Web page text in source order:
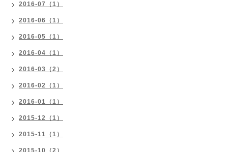
2016-07（1）
2016-06（1）
2016-05（1）
2016-04（1）
2016-03（2）
2016-02（1）
2016-01（1）
2015-12（1）
2015-11（1）
2015-10（2）